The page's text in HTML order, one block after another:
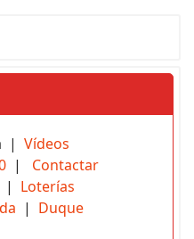
| Vídeos
| Contactar
| Loterías
| Duque